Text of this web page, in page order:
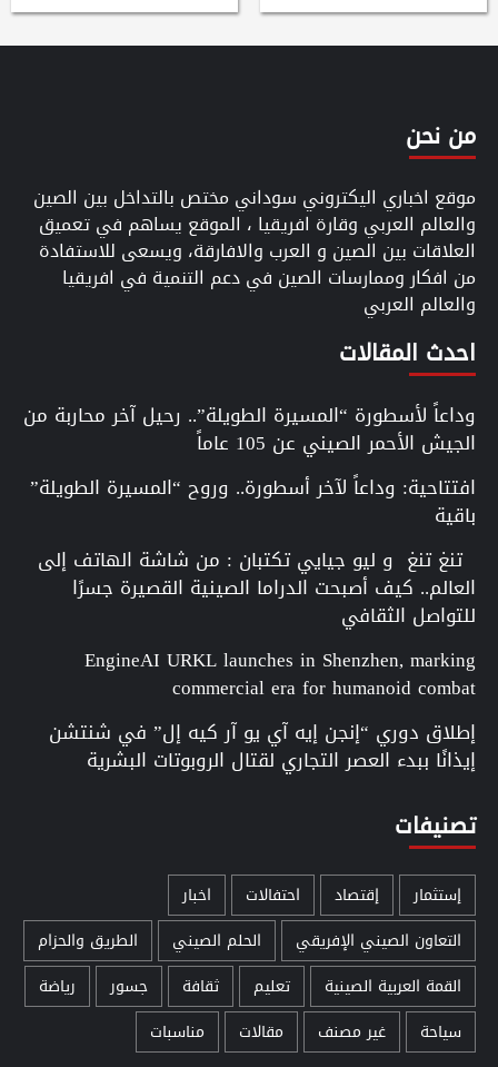
من نحن
موقع اخباري اليكتروني سوداني مختص بالتداخل بين الصين
والعالم العربي وقارة افريقيا ، الموقع يساهم في تعميق
العلاقات بين الصين و العرب والافارقة، ويسعى للاستفادة
من افكار وممارسات الصين في دعم التنمية في افريقيا
والعالم العربي
احدث المقالات
وداعاً لأسطورة “المسيرة الطويلة”.. رحيل آخر محاربة من
الجيش الأحمر الصيني عن 105 عاماً
افتتاحية: وداعاً لآخر أسطورة.. وروح “المسيرة الطويلة”
باقية
تنغ تنغ و ليو جيايي تكتبان : من شاشة الهاتف إلى
العالم.. كيف أصبحت الدراما الصينية القصيرة جسرًا
للتواصل الثقافي
EngineAI URKL launches in Shenzhen, marking
commercial era for humanoid combat
إطلاق دوري “إنجن إيه آي يو آر كيه إل” في شنتشن
إيذانًا ببدء العصر التجاري لقتال الروبوتات البشرية
تصنيفات
إستثمار إقتصاد احتفالات
اخبار
التعاون الصيني الإفريقي
الحلم الصيني
الطريق والحزام
القمة العربية الصينية
تعليم ثقافة جسور
رياضة
سياحة
غير مصنف مقالات مناسبات